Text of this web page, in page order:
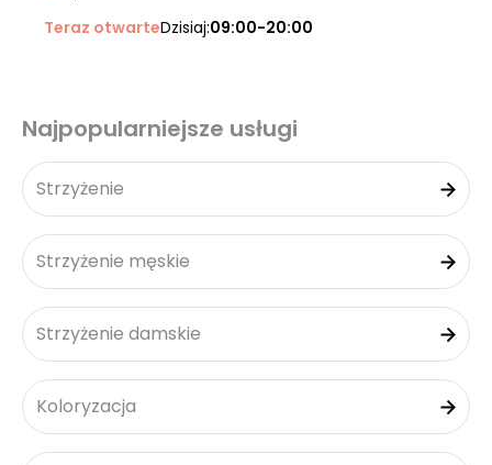
Teraz otwarteDzisiaj:09:00-20:00
Najpopularniejsze usługi
Strzyżenie
Strzyżenie męskie
Strzyżenie damskie
Koloryzacja